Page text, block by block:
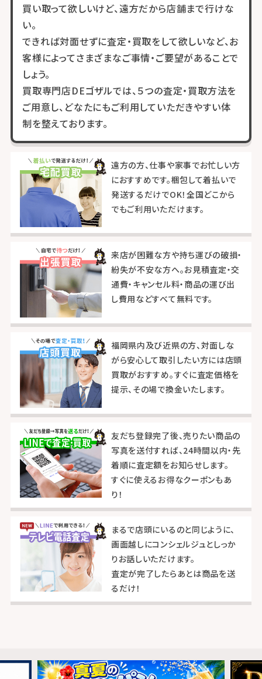
買い取って欲しいけど、遠方だから店舗まで行けな
い。
できれば対面せずに査定・買取をして欲しいなど、お
客様によってさまざまなご事情・ご要望があることで
しょう。
買取専門店DEゴザルでは、５つの査定・買取方法を
ご用意し、どなたにもご利用していただきやすい体
制を整えております。
遠方の方、仕事や家事でお忙しい方
におすすめです。梱包して着払いで
発送するだけでOK！全国どこから
でもご利用いただけます。
来店が困難な方や持ち運びの破損・
紛失が不安な方へ。お見積査定・交
通費・キャンセル料・商品の運び出
し費用などすべて無料です。
福岡県内及び近県の方、対面しな
がら安心して取引したい方には店頭
買取がおすすめ。すぐに査定価格を
提示、その場で換金いたします。
友だち登録完了後、売りたい商品の
写真を送付すれば、24時間以内・先
着順に査定額をお知らせします。
すぐに使えるお得なクーポンもあ
り！
まるで店頭にいるのと同じように、
画面越しにコンシェルジュとしっか
りお話しいただけます。
査定が完了したらあとは商品を送
るだけ！